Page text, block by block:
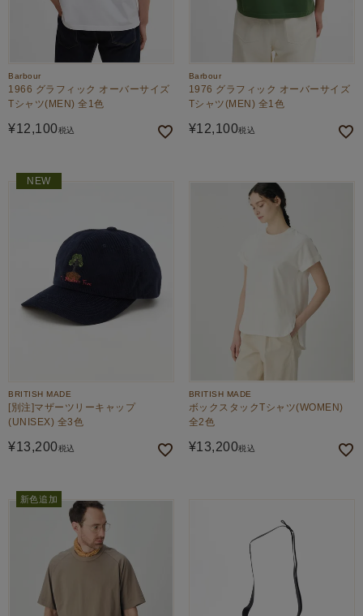
Barbour
1966 グラフィック オーバーサイズ
Tシャツ(MEN) 全1色
¥12,100税込
Barbour
1976 グラフィック オーバーサイズ
Tシャツ(MEN) 全1色
¥12,100税込
NEW
BRITISH MADE
[別注]マザーツリーキャップ
(UNISEX) 全3色
¥13,200税込
BRITISH MADE
ボックスタックTシャツ(WOMEN)
全2色
¥13,200税込
新色追加